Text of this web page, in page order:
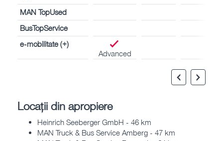
MAN TopUsed
BusTopService
e-mobilitate (+)
Advanced
Locații din apropiere
Heinrich Seeberger GmbH - 46 km
MAN Truck & Bus Service Amberg - 47 km